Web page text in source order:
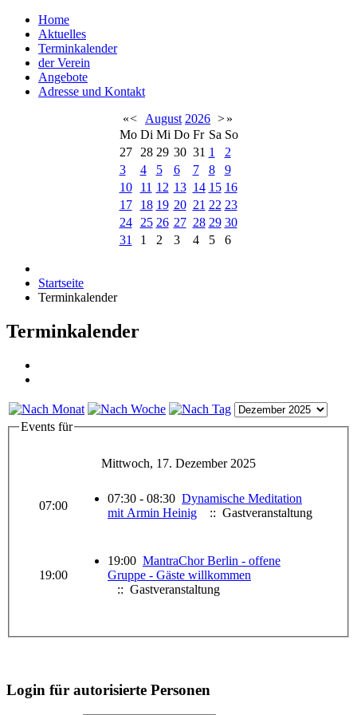
Home
Aktuelles
Terminkalender
der Verein
Angebote
Adresse und Kontakt
«< August 2026 >»
Mo Di Mi Do Fr Sa So
27
28 29 30 31 1
2
3
4 5 6 7 8
9
10
11 12 13 14 15 16
17
18 19 20 21 22 23
24
25 26 27 28 29 30
31
1 2 3 4 5 6
Startseite
Terminkalender
Terminkalender
Events für
Mittwoch, 17. Dezember 2025
07:00
07:30 - 08:30 Dynamische Meditation
mit Armin Heinig
:: Gastveranstaltung
19:00
19:00 MantraChor Berlin - offene
Gruppe - Gäste willkommen
:: Gastveranstaltung
Login für autorisierte Personen